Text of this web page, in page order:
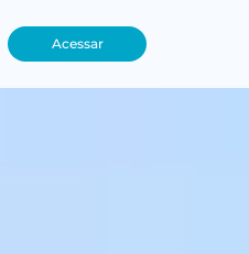
Acessar